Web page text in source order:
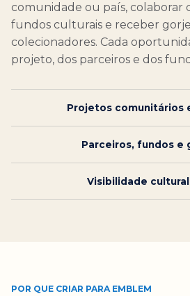
comunidade ou país, colaborar
fundos culturais e receber
colecionadores. Cada
projeto, dos parceiros e dos
Projetos comunitários
Parceiros, fundos e
Visibilidade cultural
POR QUE CRIAR PARA EMBLEM